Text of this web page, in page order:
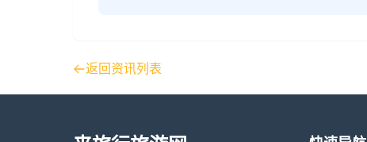
返回资讯列表